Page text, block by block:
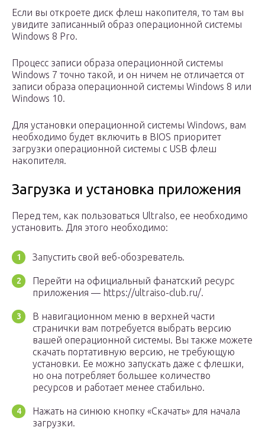
Если вы откроете диск флеш накопителя, то там вы
увидите записанный образ операционной системы
Windows 8 Pro.
Процесс записи образа операционной системы
Windows 7 точно такой, и он ничем не отличается от
записи образа операционной системы Windows 8 или
Windows 10.
Для установки операционной системы Windows, вам
необходимо будет включить в BIOS приоритет
загрузки операционной системы с USB флеш
накопителя.
Загрузка и установка приложения
Перед тем, как пользоваться UltraIso, ее необходимо
установить. Для этого необходимо:
Запустить свой веб-обозреватель.
Перейти на официальный фанатский ресурс
приложения — https://ultraiso-club.ru/.
В навигационном меню в верхней части
странички вам потребуется выбрать версию
вашей операционной системы. Вы также можете
скачать портативную версию, не требующую
установки. Ее можно запускать даже с флешки,
но она потребляет большее количество
ресурсов и работает менее стабильно.
Нажать на синюю кнопку «Скачать» для начала
загрузки.